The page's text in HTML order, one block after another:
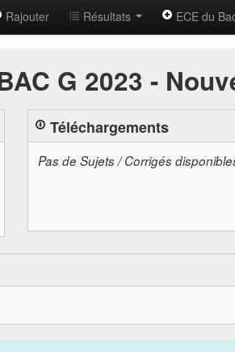
Rajouter Résultats ECE du
G 2023 -
Téléchargements
Pas de Sujets / Corrigés